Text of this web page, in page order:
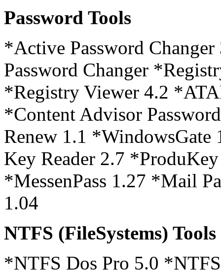
Password Tools
*Active Password
Password Changer
*Registry Viewer 4.2
*Content Advisor
Renew 1.1
Key Reader 2.7
*MessenPass 1.27 *Mail
1.04
NTFS (FileSystems) Tools
*NTFS Dos Pro 5.0